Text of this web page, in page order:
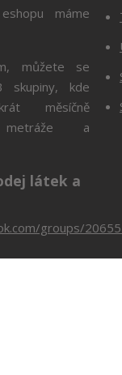
máme
můžete se
skupiny, kde
měsíčně
metráže a
látek a
groups/